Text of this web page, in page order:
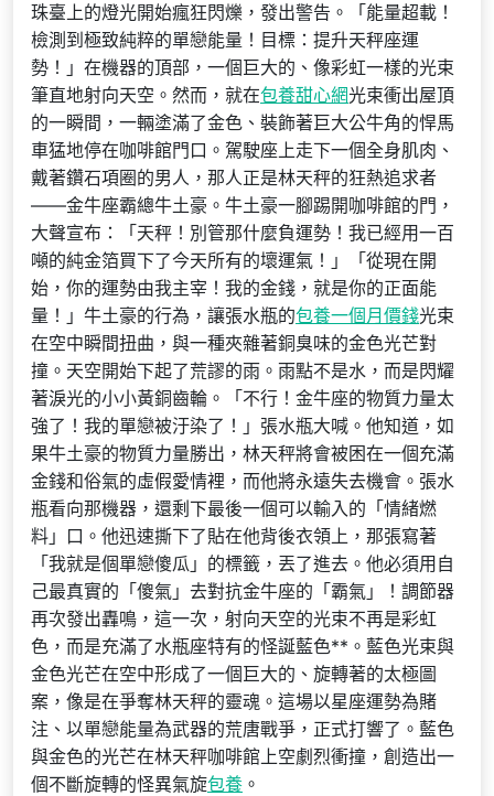
珠臺上的燈光開始瘋狂閃爍，發出警告。「能量超載！
檢測到極致純粹的單戀能量！目標：提升天秤座運
勢！」在機器的頂部，一個巨大的、像彩虹一樣的光束
筆直地射向天空。然而，就在包養甜心網光束衝出屋頂
的一瞬間，一輛塗滿了金色、裝飾著巨大公牛角的悍馬
車猛地停在咖啡館門口。駕駛座上走下一個全身肌肉、
戴著鑽石項圈的男人，那人正是林天秤的狂熱追求者
——金牛座霸總牛土豪。牛土豪一腳踢開咖啡館的門，
大聲宣布：「天秤！別管那什麼負運勢！我已經用一百
噸的純金箔買下了今天所有的壞運氣！」「從現在開
始，你的運勢由我主宰！我的金錢，就是你的正面能
量！」牛土豪的行為，讓張水瓶的包養一個月價錢光束
在空中瞬間扭曲，與一種夾雜著銅臭味的金色光芒對
撞。天空開始下起了荒謬的雨。雨點不是水，而是閃耀
著淚光的小小黃銅齒輪。「不行！金牛座的物質力量太
強了！我的單戀被汙染了！」張水瓶大喊。他知道，如
果牛土豪的物質力量勝出，林天秤將會被困在一個充滿
金錢和俗氣的虛假愛情裡，而他將永遠失去機會。張水
瓶看向那機器，還剩下最後一個可以輸入的「情緒燃
料」口。他迅速撕下了貼在他背後衣領上，那張寫著
「我就是個單戀傻瓜」的標籤，丟了進去。他必須用自
己最真實的「傻氣」去對抗金牛座的「霸氣」！調節器
再次發出轟鳴，這一次，射向天空的光束不再是彩虹
色，而是充滿了水瓶座特有的怪誕藍色**。藍色光束與
金色光芒在空中形成了一個巨大的、旋轉著的太極圖
案，像是在爭奪林天秤的靈魂。這場以星座運勢為賭
注、以單戀能量為武器的荒唐戰爭，正式打響了。藍色
與金色的光芒在林天秤咖啡館上空劇烈衝撞，創造出一
個不斷旋轉的怪異氣旋包養 。